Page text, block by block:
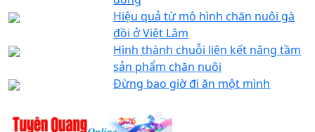
Hiệu quả từ mô hình chăn nuôi gà
đồi ở Việt Lâm
Hình thành chuỗi liên kết nâng tầm
sản phẩm chăn nuôi
Đừng bao giờ đi ăn một mình